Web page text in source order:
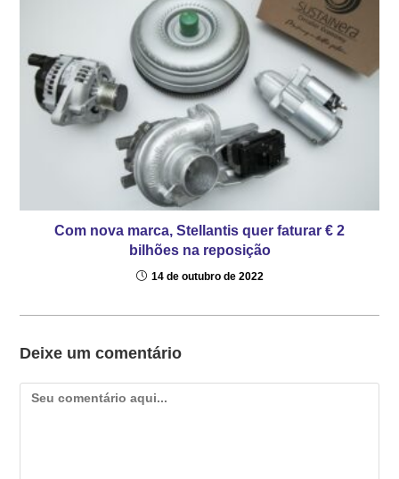
Com nova marca, Stellantis quer faturar € 2
bilhões na reposição
14 de outubro de 2022
Deixe um comentário